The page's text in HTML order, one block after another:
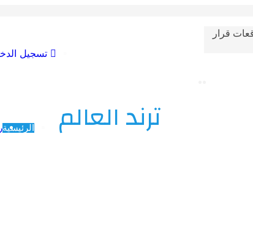
قرار
تسجيل
ترند العالم الرئيسية